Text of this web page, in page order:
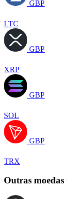
GBP
LTC
GBP
XRP
GBP
SOL
GBP
TRX
Outras